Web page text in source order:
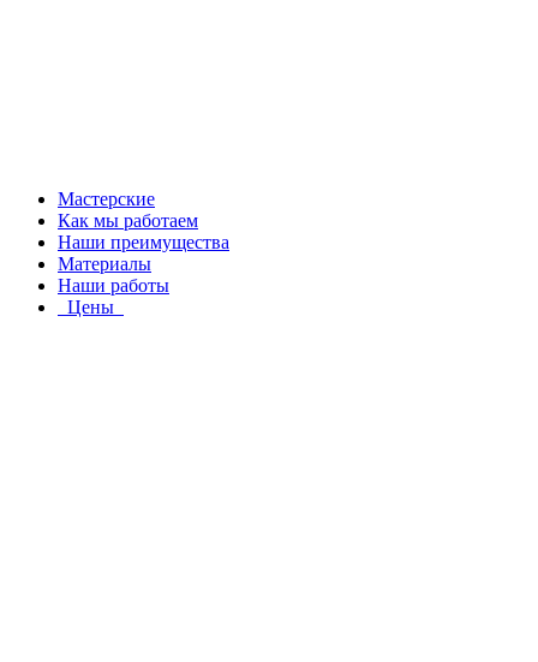
Мастерские
Как мы работаем
Наши преимущества
Материалы
Наши работы
Цены